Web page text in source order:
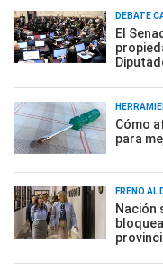
DEBATE
El
Cómo
para
FRENO AL
Nación